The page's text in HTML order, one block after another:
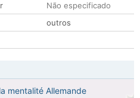
Não especificado
outros
mentalité Allemande